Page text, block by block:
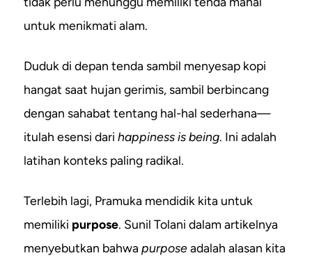
untuk menikmati alam.
Duduk di depan tenda sambil menyesap kopi
hangat saat hujan gerimis, sambil berbincang
dengan sahabat tentang hal-hal sederhana—
itulah esensi dari happiness is being. Ini adalah
latihan konteks paling radikal.
Terlebih lagi, Pramuka mendidik kita untuk
memiliki purpose. Sunil Tolani dalam artikelnya
menyebutkan bahwa purposeadalah alasan kita